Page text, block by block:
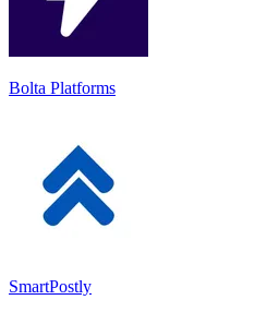
Bolta Platforms
SmartPostly